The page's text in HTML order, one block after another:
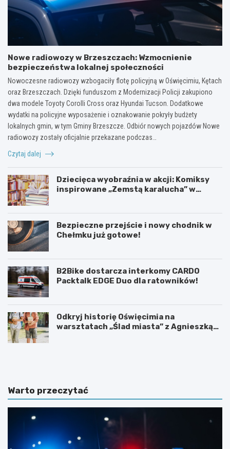
Nowe radiowozy w Brzeszczach: Wzmocnienie
bezpieczeństwa lokalnej społeczności
Nowoczesne radiowozy wzbogaciły flotę policyjną w Oświęcimiu, Kętach
oraz Brzeszczach. Dzięki funduszom z Modernizacji Policji zakupiono
dwa modele Toyoty Corolli Cross oraz Hyundai Tucson. Dodatkowe
wydatki na policyjne wyposażenie i oznakowanie pokryły budżety
lokalnych gmin, w tym Gminy Brzeszcze. Odbiór nowych pojazdów Nowe
radiowozy zostały oficjalnie przekazane podczas…
Czytaj dalej
Dziecięca wyobraźnia w akcji: Komiksy
inspirowane „Zemstą karalucha” w
Bezpieczne przejście i nowy chodnik w
Chełmku już gotowe!
B2Bike dostarcza interkomy CARDO
Packtalk EDGE Duo dla ratowników!
Odkryj historię Oświęcimia na
warsztatach „Ślad miasta” z Agnieszką
U
y
s
t
6
d
z
i
Warto przeczytać